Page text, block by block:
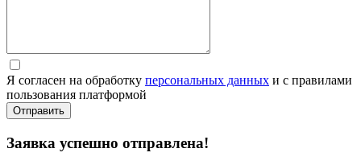
Я согласен на обработку персональных данных и с правилами
пользования платформой
Отправить
Заявка успешно отправлена!